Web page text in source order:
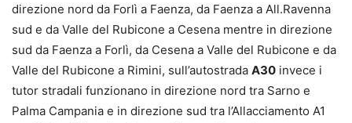
direzione nord da Forlì a Faenza, da Faenza a All.Ravenna
sud e da Valle del Rubicone a Cesena mentre in direzione
sud da Faenza a Forlì, da Cesena a Valle del Rubicone e da
Valle del Rubicone a Rimini, sull’autostrada A30 invece i
tutor stradali funzionano in direzione nord tra Sarno e
Palma Campania e in direzione sud tra l’Allacciamento A1